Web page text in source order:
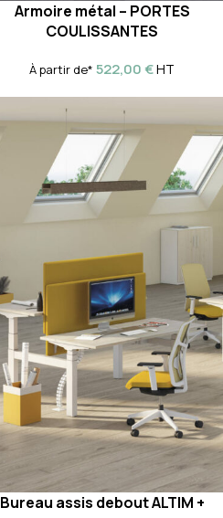
Armoire métal – PORTES
COULISSANTES
À partir de* 522,00€HT
Bureau assis debout ALTIM +